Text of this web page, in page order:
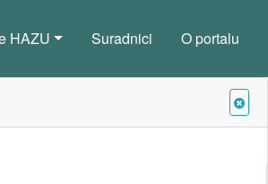
HAZU Suradnici O portalu